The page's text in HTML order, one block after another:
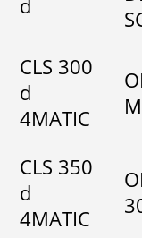
CLS 300
d
4MATIC
M
CLS 350
d
4MATIC